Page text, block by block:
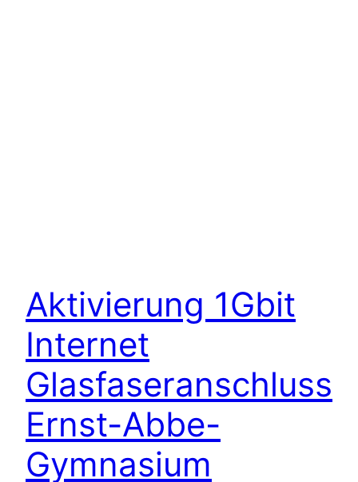
Aktivierung 1Gbit
Internet
Glasfaseranschluss
Ernst-Abbe-
Gymnasium